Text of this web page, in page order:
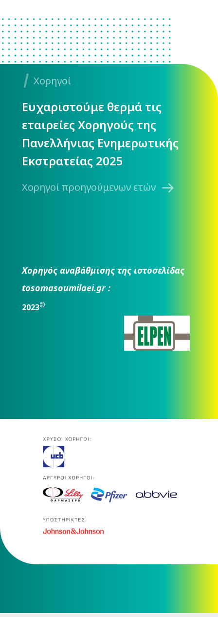
Χορηγοί
Ευχαριστούμε θερμά τις
εταιρείες Χορηγούς της
Πανελλήνιας Ενημερωτικής
Εκστρατείας 2025
Χορηγοί προηγούμενων ετών
Χορηγός αναβάθμισης της ιστοσελίδας
tosomasoumilaei.gr :
2023©